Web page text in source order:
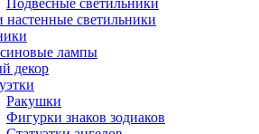
Подвесные светильники
настенные светильники
лампы
декор
Ракушки
Фигурки знаков зодиаков